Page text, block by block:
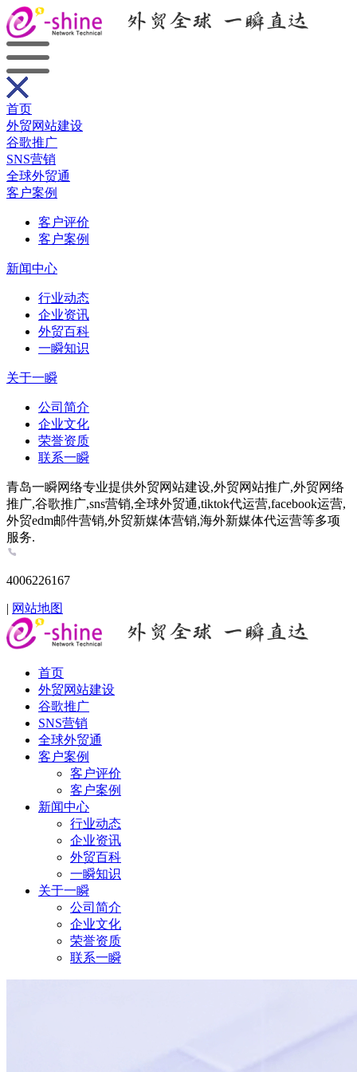
首页
外贸网站建设
谷歌推广
SNS营销
全球外贸通
客户案例
客户评价
客户案例
新闻中心
行业动态
企业资讯
外贸百科
一瞬知识
关于一瞬
公司简介
企业文化
荣誉资质
联系一瞬
青岛一瞬网络专业提供外贸网站建设,外贸网站推广,外贸网络
推广,谷歌推广,sns营销,全球外贸通,tiktok代运营,facebook运营,
外贸edm邮件营销,外贸新媒体营销,海外新媒体代运营等多项
服务.
4006226167
| 网站地图
首页
外贸网站建设
谷歌推广
SNS营销
全球外贸通
客户案例
客户评价
客户案例
新闻中心
行业动态
企业资讯
外贸百科
一瞬知识
关于一瞬
公司简介
企业文化
荣誉资质
联系一瞬